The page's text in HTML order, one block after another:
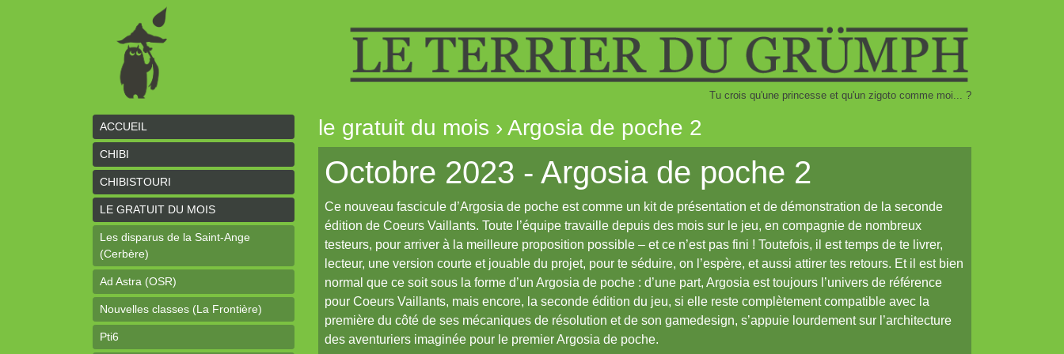
Tu crois qu'une princesse et qu'un zigoto comme moi... ?
ACCUEIL
CHIBI
CHIBISTOURI
LE GRATUIT DU MOIS
Les disparus de la Saint-Ange
(Cerbère)
Ad Astra (OSR)
Nouvelles classes (La Frontière)
Pti6
le gratuit du mois › Argosia de poche 2
Octobre 2023 - Argosia de poche 2
Ce nouveau fascicule d’Argosia de poche est comme un kit de présentation et de démonstration de la seconde
édition de Coeurs Vaillants. Toute l’équipe travaille depuis des mois sur le jeu, en compagnie de nombreux
testeurs, pour arriver à la meilleure proposition possible – et ce n’est pas fini ! Toutefois, il est temps de te livrer,
lecteur, une version courte et jouable du projet, pour te séduire, on l’espère, et aussi attirer tes retours. Et il est bien
normal que ce soit sous la forme d’un Argosia de poche : d’une part, Argosia est toujours l’univers de référence
pour Coeurs Vaillants, mais encore, la seconde édition du jeu, si elle reste complètement compatible avec la
première du côté de ses mécaniques de résolution et de son gamedesign, s’appuie lourdement sur l’architecture
des aventuriers imaginée pour le premier Argosia de poche.